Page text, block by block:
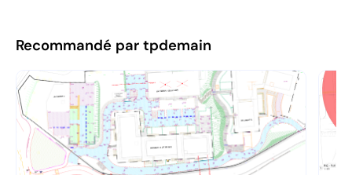
Recommandé par tpdemain